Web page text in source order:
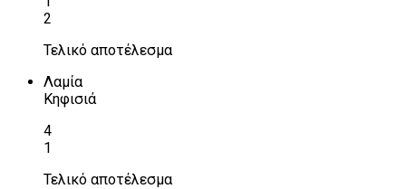
2
Τελικό αποτέλεσμα
Λαμία
Κηφισιά
4
1
Τελικό αποτέλεσμα